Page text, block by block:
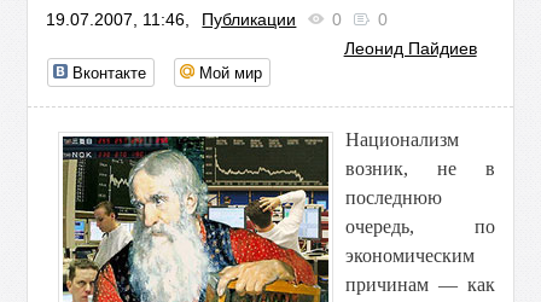
19.07.2007, 11:46, Публикации 0
0
Леонид Пайдиев
Вконтакте Мой мир
Национализм
возник, не в
последнюю
очередь, по
экономическим
причинам — как